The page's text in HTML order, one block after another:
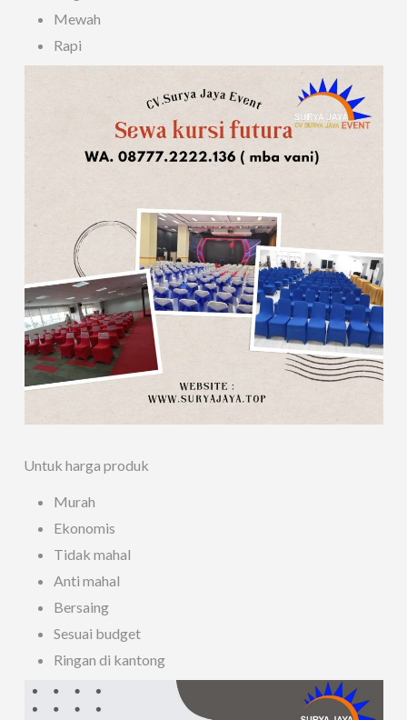
Mewah
Rapi
Untuk harga produk
Murah
Ekonomis
Tidak mahal
Anti mahal
Bersaing
Sesuai budget
Ringan di kantong